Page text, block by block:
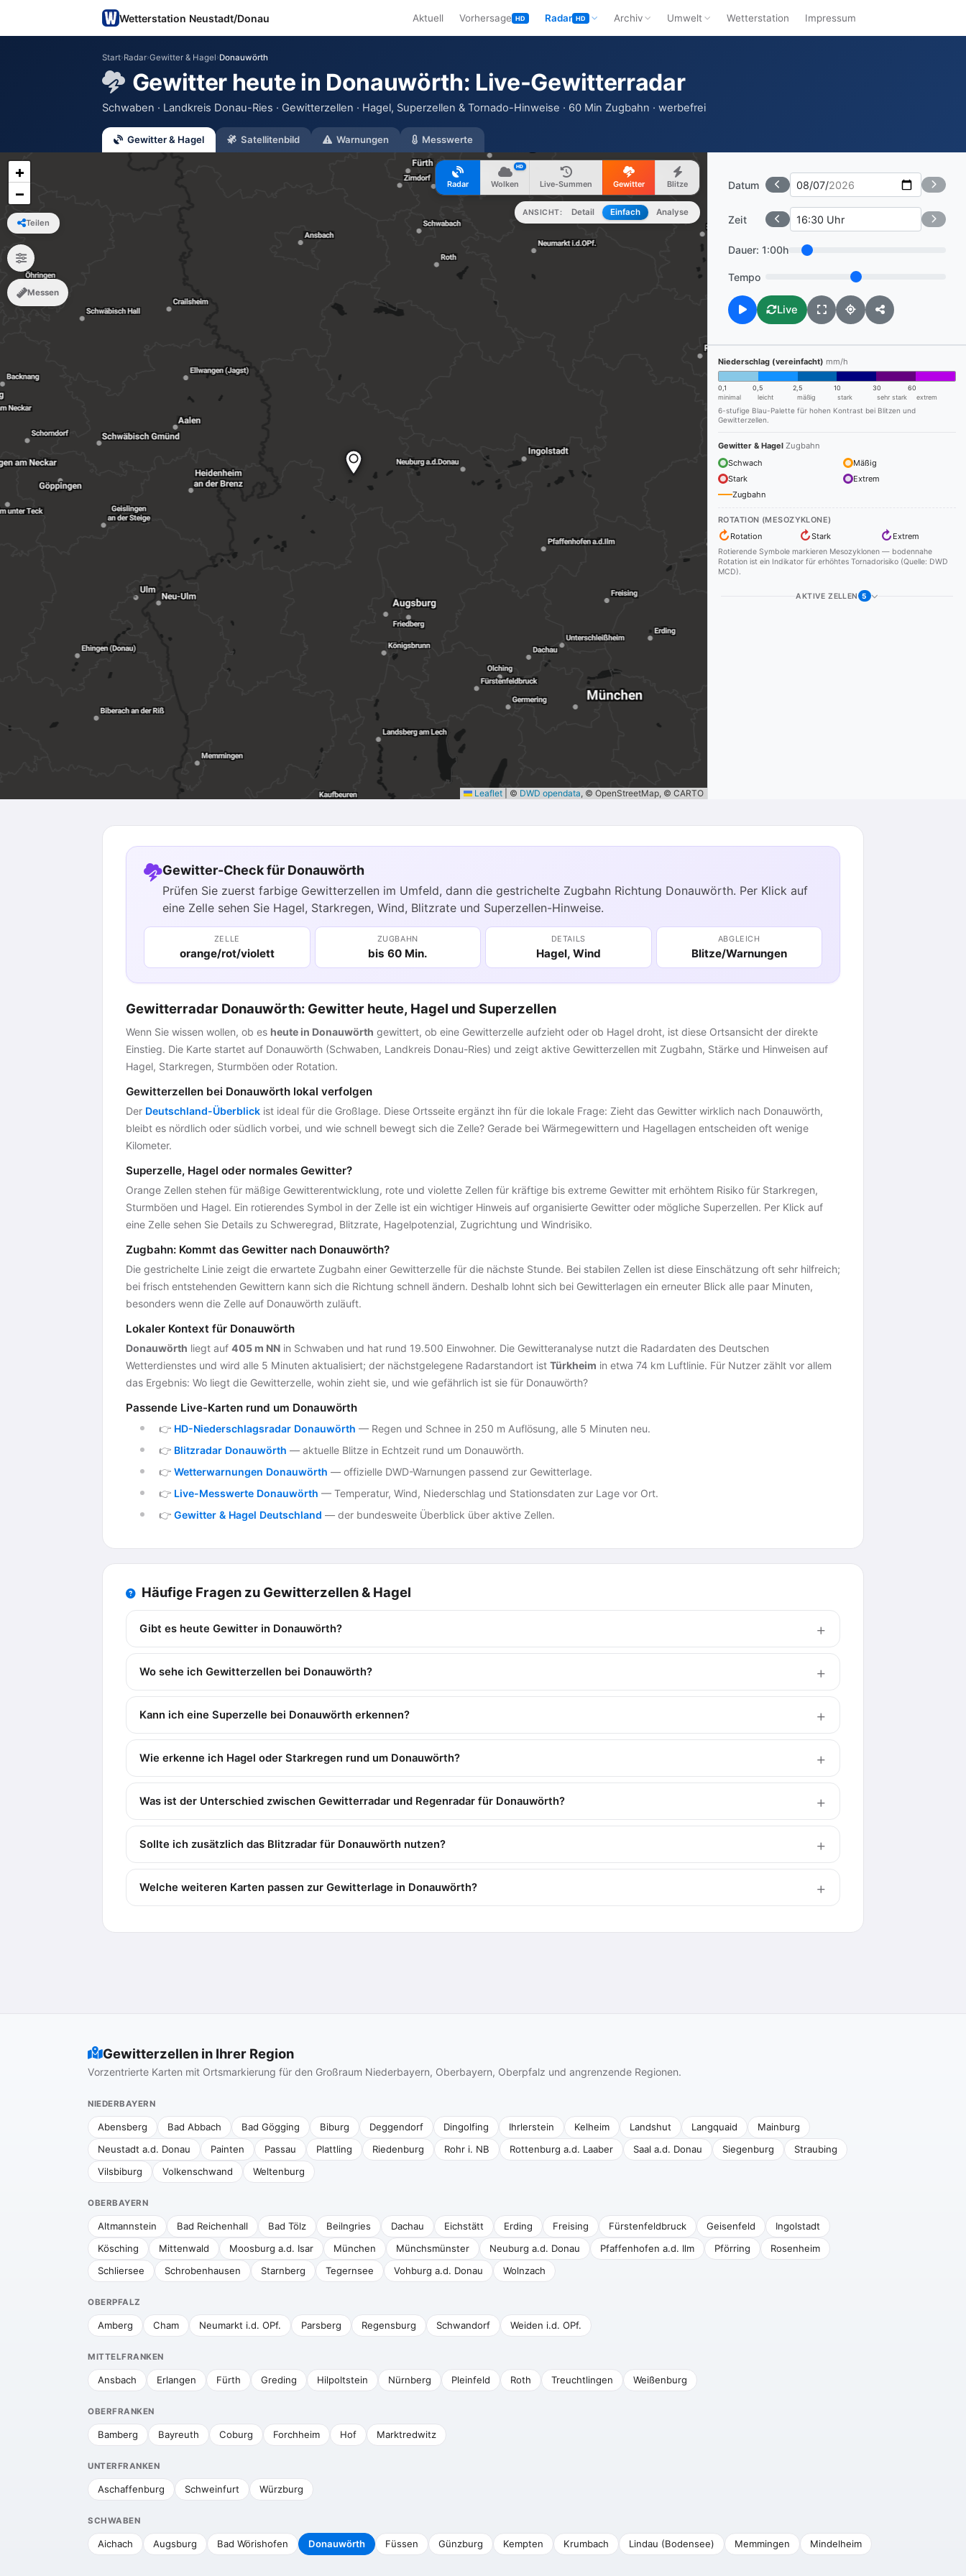
Wetterstation Neustadt/Donau Aktuell Vorhersage HD Radar HD Archiv Umwelt Wetterstation Impressum
Start›Radar›Gewitter & Hagel›Donauwörth
Gewitter heute in Donauwörth: Live-Gewitterradar
Schwaben · Landkreis Donau-Ries · Gewitterzellen · Hagel, Superzellen & Tornado-Hinweise · 60 Min Zugbahn · werbefrei
Gewitter & Hagel Satellitenbild Warnungen Messwerte
Radar Wolken
HD
Live-Summen Gewitter Blitze
Messen
ANSICHT: Detail Einfach
Analyse
Teilen
60
30
60
30
+
−
Leaflet © DWD opendata, © OpenStreetMap, © CARTO
Datum
Zeit
Dauer: 1:00h
Tempo
Live
Niederschlag (vereinfacht) mm/h
0,1 0,5 2,5 10 30
60
minimal
leicht mäßig stark sehr stark extrem
6-stufige Blau-Palette für hohen Kontrast bei Blitzen und
Gewitterzellen.
Gewitter & Hagel Zugbahn
Schwach
Mäßig
Stark
Extrem
Zugbahn
ROTATION (MESOZYKLONE)
↻ Rotation ↻Stark ↻ Extrem
Rotierende Symbole markieren Mesozyklonen — bodennahe
Rotation ist ein Indikator für erhöhtes Tornadorisiko (Quelle: DWD
MCD).
AKTIVE ZELLEN 5
Gewitter-Check für Donauwörth
Prüfen Sie zuerst farbige Gewitterzellen im Umfeld, dann die gestrichelte Zugbahn Richtung Donauwörth. Per Klick auf
eine Zelle sehen Sie Hagel, Starkregen, Wind, Blitzrate und Superzellen-Hinweise.
ZELLE
orange/rot/violett
ZUGBAHN
bis 60 Min.
DETAILS
Hagel, Wind
ABGLEICH
Blitze/Warnungen
Gewitterradar Donauwörth: Gewitter heute, Hagel und Superzellen
Wenn Sie wissen wollen, ob es heute in Donauwörth gewittert, ob eine Gewitterzelle aufzieht oder ob Hagel droht, ist diese Ortsansicht der direkte
Einstieg. Die Karte startet auf Donauwörth (Schwaben, Landkreis Donau-Ries) und zeigt aktive Gewitterzellen mit Zugbahn, Stärke und Hinweisen auf
Hagel, Starkregen, Sturmböen oder Rotation.
Gewitterzellen bei Donauwörth lokal verfolgen
Der Deutschland-Überblick ist ideal für die Großlage. Diese Ortsseite ergänzt ihn für die lokale Frage: Zieht das Gewitter wirklich nach Donauwörth,
bleibt es nördlich oder südlich vorbei, und wie schnell bewegt sich die Zelle? Gerade bei Wärmegewittern und Hagellagen entscheiden oft wenige
Kilometer.
Superzelle, Hagel oder normales Gewitter?
Orange Zellen stehen für mäßige Gewitterentwicklung, rote und violette Zellen für kräftige bis extreme Gewitter mit erhöhtem Risiko für Starkregen,
Sturmböen und Hagel. Ein rotierendes Symbol in der Zelle ist ein wichtiger Hinweis auf organisierte Gewitter oder mögliche Superzellen. Per Klick auf
eine Zelle sehen Sie Details zu Schweregrad, Blitzrate, Hagelpotenzial, Zugrichtung und Windrisiko.
Zugbahn: Kommt das Gewitter nach Donauwörth?
Die gestrichelte Linie zeigt die erwartete Zugbahn einer Gewitterzelle für die nächste Stunde. Bei stabilen Zellen ist diese Einschätzung oft sehr hilfreich;
bei frisch entstehenden Gewittern kann sich die Richtung schnell ändern. Deshalb lohnt sich bei Gewitterlagen ein erneuter Blick alle paar Minuten,
besonders wenn die Zelle auf Donauwörth zuläuft.
Lokaler Kontext für Donauwörth
Donauwörth liegt auf 405 m NN in Schwaben und hat rund 19.500 Einwohner. Die Gewitteranalyse nutzt die Radardaten des Deutschen
Wetterdienstes und wird alle 5 Minuten aktualisiert; der nächstgelegene Radarstandort ist Türkheim in etwa 74 km Luftlinie. Für Nutzer zählt vor allem
das Ergebnis: Wo liegt die Gewitterzelle, wohin zieht sie, und wie gefährlich ist sie für Donauwörth?
Passende Live-Karten rund um Donauwörth
👉 HD-Niederschlagsradar Donauwörth — Regen und Schnee in 250 m Auflösung, alle 5 Minuten neu.
👉 Blitzradar Donauwörth — aktuelle Blitze in Echtzeit rund um Donauwörth.
👉 Wetterwarnungen Donauwörth — offizielle DWD-Warnungen passend zur Gewitterlage.
👉 Live-Messwerte Donauwörth — Temperatur, Wind, Niederschlag und Stationsdaten zur Lage vor Ort.
👉 Gewitter & Hagel Deutschland — der bundesweite Überblick über aktive Zellen.
Häufige Fragen zu Gewitterzellen & Hagel
Gibt es heute Gewitter in Donauwörth?
Wo sehe ich Gewitterzellen bei Donauwörth?
Kann ich eine Superzelle bei Donauwörth erkennen?
Wie erkenne ich Hagel oder Starkregen rund um Donauwörth?
Was ist der Unterschied zwischen Gewitterradar und Regenradar für Donauwörth?
Sollte ich zusätzlich das Blitzradar für Donauwörth nutzen?
Welche weiteren Karten passen zur Gewitterlage in Donauwörth?
Gewitterzellen in Ihrer Region
Vorzentrierte Karten mit Ortsmarkierung für den Großraum Niederbayern, Oberbayern, Oberpfalz und angrenzende Regionen.
NIEDERBAYERN
Abensberg Bad Abbach Bad Gögging Biburg Deggendorf Dingolfing Ihrlerstein Kelheim Landshut Langquaid
Mainburg
Neustadt a.d. Donau
Painten Passau Plattling Riedenburg Rohr i. NB Rottenburg a.d. Laaber Saal a.d. Donau Siegenburg
Straubing
Vilsbiburg
Volkenschwand Weltenburg
OBERBAYERN
Altmannstein Bad Reichenhall Bad Tölz Beilngries Dachau Eichstätt Erding Freising Fürstenfeldbruck Geisenfeld
Ingolstadt
Kösching
Mittenwald Moosburg a.d. Isar München Münchsmünster Neuburg a.d. Donau Pfaffenhofen a.d. Ilm Pförring
Rosenheim
Schliersee
Schrobenhausen Starnberg Tegernsee Vohburg a.d. Donau Wolnzach
OBERPFALZ
Amberg Cham Neumarkt i.d. OPf. Parsberg Regensburg Schwandorf Weiden i.d. OPf.
MITTELFRANKEN
Ansbach Erlangen Fürth Greding Hilpoltstein Nürnberg Pleinfeld Roth Treuchtlingen Weißenburg
OBERFRANKEN
Bamberg Bayreuth Coburg Forchheim Hof Marktredwitz
UNTERFRANKEN
Aschaffenburg Schweinfurt Würzburg
SCHWABEN
Aichach Augsburg Bad Wörishofen Donauwörth Füssen Günzburg Kempten Krumbach Lindau (Bodensee) Memmingen Mindelheim